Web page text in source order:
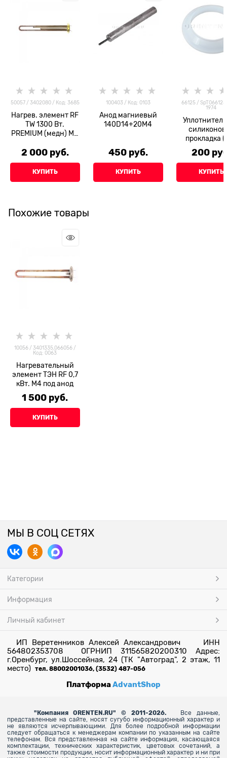
50057 / 3402080 / Код: 3685
Нагрев. элемент RF
TW 1300 Вт.
PREMIUM (медн) М4
2 000 руб.
КУПИТЬ
100403 / Код: 0103
Анод магниевый
140D14+20M4
450 руб.
КУПИТЬ
66125 /
1974
прокладка
200
КУПИТЬ
Похожие товары
10056 / 3401335,066056 /
Код: 0063
Нагревательный
элемент ТЭН RF 0,7
кВт. М4 под анод
1 500 руб.
КУПИТЬ
МЫ В СОЦ СЕТЯХ
Категории
Информация
Личный кабинет
ИП Веретенников Алексей Александрович ИНН
564802353708 ОГРНИП 311565820200310 Адрес:
г.Оренбург, ул.Шоссейная, 24 (ТК "Автоград", 2 этаж, 11
место) тел. 88002001036, (3532) 487-056
ПлатформаAdvantShop
" Компания ORENTEN.RU" © 2011-2026.
Все данные,
представленные на сайте, носят сугубо информационный характер и
не являются исчерпывающими. Для более подробной информации
следует обращаться к менеджерам компании по указанным на сайте
телефонам. Вся представленная на сайте информация, касающаяся
комплектации, технических характеристик, цветовых сочетаний, а
также стоимости продукции, носит информационный характер и ни при